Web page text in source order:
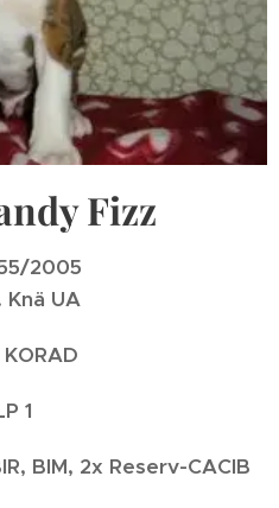
Fizz
2005
Knä UA
1
BIM, 2x Reserv-CACIB